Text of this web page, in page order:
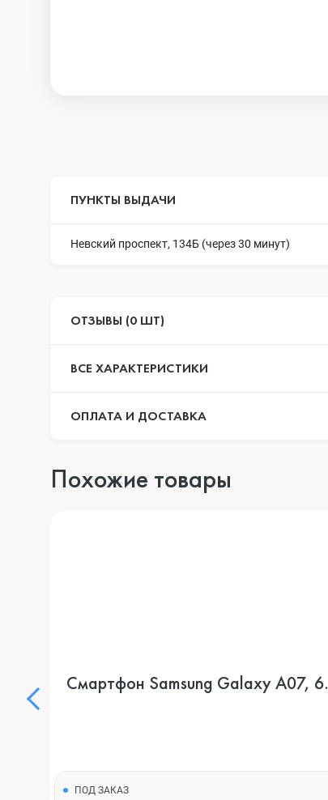
ПУНКТЫ ВЫДАЧИ
Невский проспект, 134Б (через 30 минут)
ОТЗЫВЫ (0 ШТ)
ВСЕ ХАРАКТЕРИСТИКИ
ОПЛАТА И ДОСТАВКА
Похожие товары
Смартфон Samsung Galaxy A07,
ПОД ЗАКАЗ